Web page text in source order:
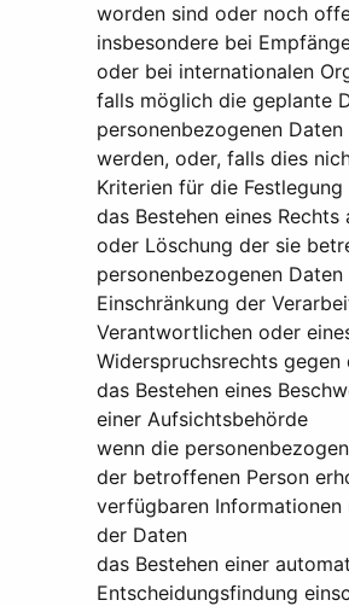
worden sind oder noch
insbesondere bei
oder bei internationalen
falls möglich die geplante
personenbezogenen
werden, oder, falls dies
Kriterien für die
das Bestehen eines
oder Löschung der sie
personenbezogenen
Einschränkung der
Verantwortlichen oder
Widerspruchsrechts gegen
das Bestehen eines
einer Aufsichtsbehörde
wenn die
der betroffenen Person
verfügbaren
der Daten
das Bestehen einer
Entscheidungsfindung